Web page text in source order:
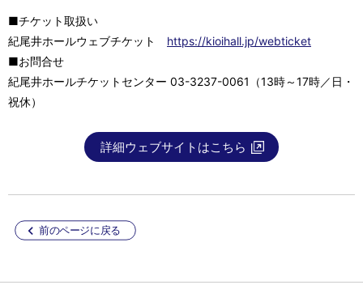
■チケット取扱い
紀尾井ホールウェブチケット https://kioihall.jp/webticket
■お問合せ
紀尾井ホールチケットセンター 03-3237-0061（13時～17時／日・
祝休）
詳細ウェブサイトはこちら
前のページに戻る